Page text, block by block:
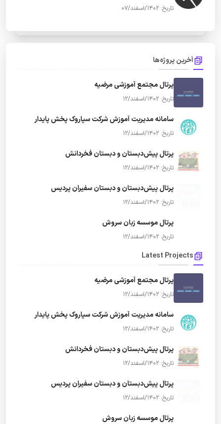
تاریخ: 1402/اسفند/07
آخرین پروژه‌ها
پرتال مجتمع آموزشی مرضیه
تاریخ: 1402/اسفند/12
سامانه مدیریت آموزش شرکت سپاروک پخش پایدار
تاریخ: 1402/اسفند/12
پرتال پیش‌دبستان و دبستان فخردانش
تاریخ: 1402/اسفند/12
پرتال پیش‌دبستان و دبستان سفیران پردیس
تاریخ: 1402/اسفند/12
پرتال موسسه زبان سروش
تاریخ: 1402/اسفند/12
Latest Projects
پرتال مجتمع آموزشی مرضیه
تاریخ: 1402/اسفند/12
سامانه مدیریت آموزش شرکت سپاروک پخش پایدار
تاریخ: 1402/اسفند/12
پرتال پیش‌دبستان و دبستان فخردانش
تاریخ: 1402/اسفند/12
پرتال پیش‌دبستان و دبستان سفیران پردیس
تاریخ: 1402/اسفند/12
پرتال موسسه زبان سروش